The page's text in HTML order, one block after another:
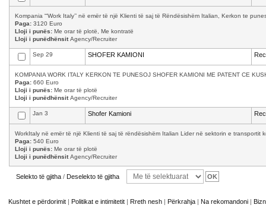
Kompania “‘Work Italy’’ në emër të një Klienti të saj të Rëndësishëm Italian, Kerkon te
Paga: 3120 Euro
Lloji i punës: Me orar të plotë, Me kontratë
Lloji i punëdhënsitAgency/Recruiter
Sep 29 SHOFER KAMIONI
KOMPANIA WORK ITALY KERKON TE PUNESOJ SHOFER KAMIONI ME PATENT CE
Paga: 660 Euro
Lloji i punës: Me orar të plotë
Lloji i punëdhënsitAgency/Recruiter
Jan 3 Shofer Kamioni
WorkItaly në emër të një Klienti të saj të rëndësishëm Italian Lider në sektorin e transportit
Paga: 540 Euro
Lloji i punës: Me orar të plotë
Lloji i punëdhënsitAgency/Recruiter
Selekto të gjitha / Deselekto të gjitha
Kushtet e përdorimit | Politikat e intimitetit | Rreth nesh | Përkrahja | Na rekomandoni |